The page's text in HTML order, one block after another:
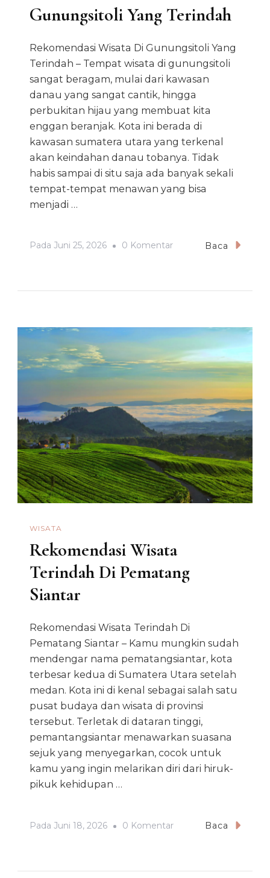
Gunungsitoli Yang Terindah
Rekomendasi Wisata Di Gunungsitoli Yang
Terindah – Tempat wisata di gunungsitoli
sangat beragam, mulai dari kawasan
danau yang sangat cantik, hingga
perbukitan hijau yang membuat kita
enggan beranjak. Kota ini berada di
kawasan sumatera utara yang terkenal
akan keindahan danau tobanya. Tidak
habis sampai di situ saja ada banyak sekali
tempat-tempat menawan yang bisa
menjadi …
Pada Juni 25, 2026 0 KomentarPada
Terindah
Baca
WISATA
Rekomendasi Wisata
Terindah Di Pematang
Siantar
Rekomendasi Wisata Terindah Di
Pematang Siantar – Kamu mungkin sudah
mendengar nama pematangsiantar, kota
terbesar kedua di Sumatera Utara setelah
medan. Kota ini di kenal sebagai salah satu
pusat budaya dan wisata di provinsi
tersebut. Terletak di dataran tinggi,
pemantangsiantar menawarkan suasana
sejuk yang menyegarkan, cocok untuk
kamu yang ingin melarikan diri dari hiruk-
pikuk kehidupan …
Pada Juni 18, 2026 0 KomentarPada
Baca